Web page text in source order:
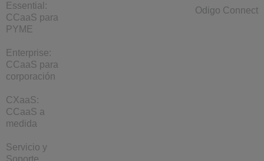
Essential:
CCaaS para
PYME
Enterprise:
CCaaS para
corporación
CXaaS:
CCaaS a
medida
Servicio y
Odigo Connect